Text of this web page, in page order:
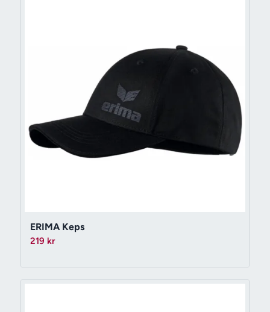
ERIMA Keps
219 kr